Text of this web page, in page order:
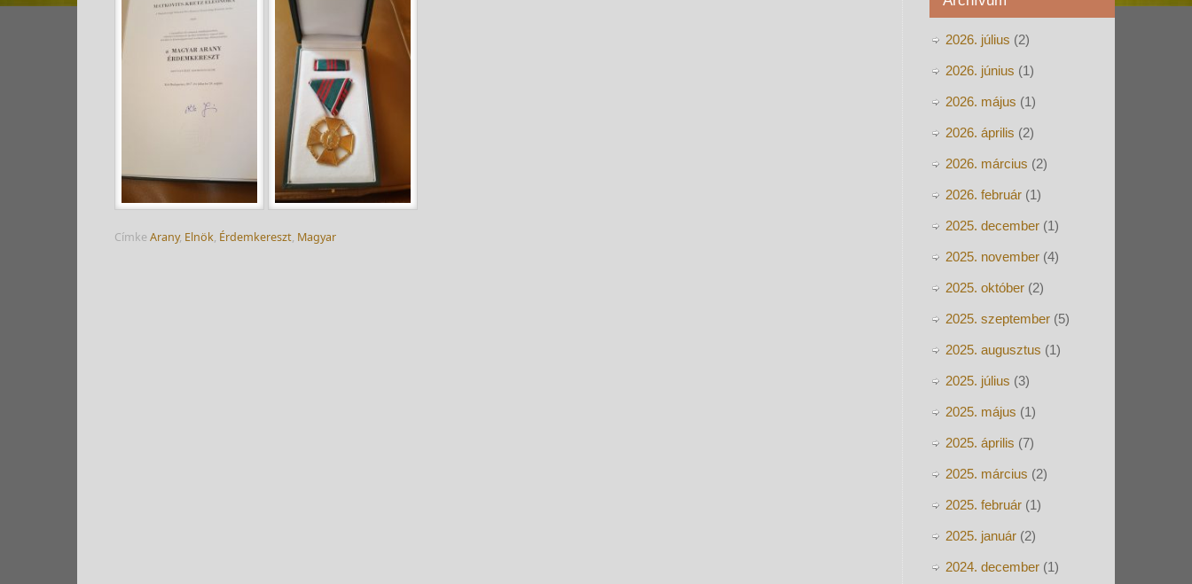
Címke Arany, Elnök, Érdemkereszt, Magyar
2026. július (2)
2026. június (1)
2026. május (1)
2026. április (2)
2026. március (2)
2026. február (1)
2025. december (1)
2025. november (4)
2025. október (2)
2025. szeptember (5)
2025. augusztus (1)
2025. július (3)
2025. május (1)
2025. április (7)
2025. március (2)
2025. február (1)
2025. január (2)
2024. december (1)